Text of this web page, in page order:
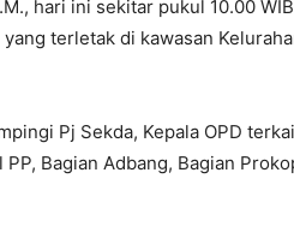
hari ini sekitar pukul 10.00
terletak di kawasan
Pj Sekda, Kepala OPD
Bagian Adbang, Bagian